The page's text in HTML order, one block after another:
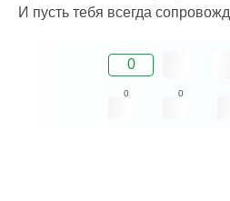
И пусть тебя всегда
0
0 0